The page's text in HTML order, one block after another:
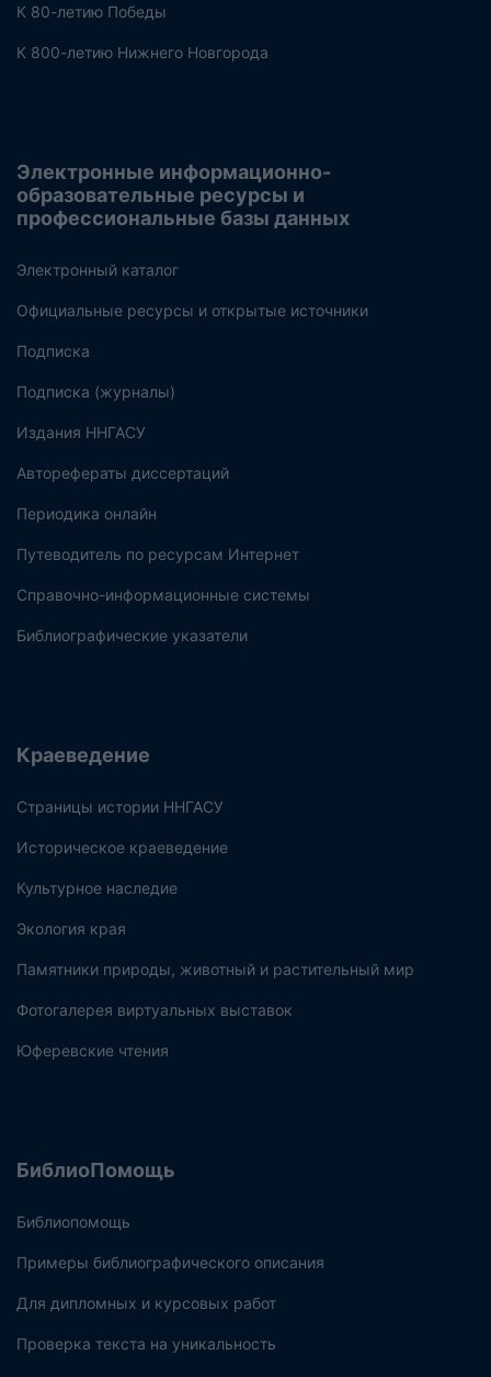
К 80-летию Победы
К 800-летию Нижнего Новгорода
Электронные информационно-
образовательные ресурсы и
профессиональные базы данных
Электронный каталог
Официальные ресурсы и открытые источники
Подписка
Подписка (журналы)
Издания ННГАСУ
Авторефераты диссертаций
Периодика онлайн
Путеводитель по ресурсам Интернет
Справочно-информационные системы
Библиографические указатели
Краеведение
Страницы истории ННГАСУ
Историческое краеведение
Культурное наследие
Экология края
Памятники природы, животный и растительный мир
Фотогалерея виртуальных выставок
Юферевские чтения
БиблиоПомощь
Библиопомощь
Примеры библиографического описания
Для дипломных и курсовых работ
Проверка текста на уникальность